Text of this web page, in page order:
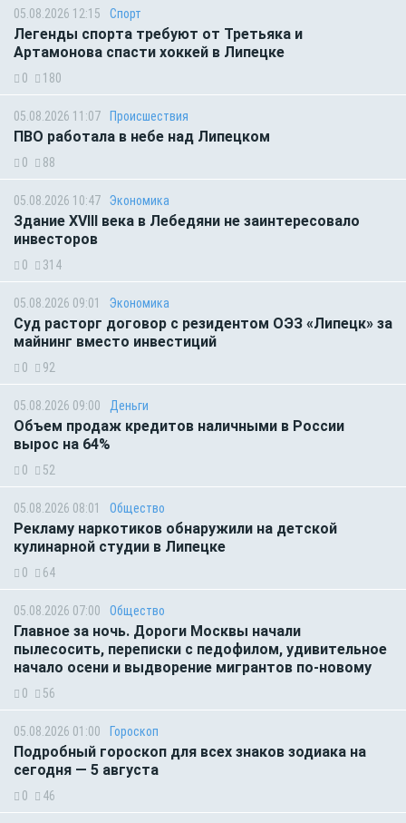
05.08.2026 12:15 Спорт
Легенды спорта требуют от Третьяка и
Артамонова спасти хоккей в Липецке
0 180
05.08.2026 11:07 Происшествия
ПВО работала в небе над Липецком
0 88
05.08.2026 10:47 Экономика
Здание XVIII века в Лебедяни не заинтересовало
инвесторов
0 314
05.08.2026 09:01 Экономика
Суд расторг договор с резидентом ОЭЗ «Липецк» за
майнинг вместо инвестиций
0 92
05.08.2026 09:00 Деньги
Объем продаж кредитов наличными в России
вырос на 64%
0 52
05.08.2026 08:01 Общество
Рекламу наркотиков обнаружили на детской
кулинарной студии в Липецке
0 64
05.08.2026 07:00 Общество
Главное за ночь. Дороги Москвы начали
пылесосить, переписки с педофилом, удивительное
начало осени и выдворение мигрантов по-новому
0 56
05.08.2026 01:00 Гороскоп
Подробный гороскоп для всех знаков зодиака на
сегодня — 5 августа
0 46